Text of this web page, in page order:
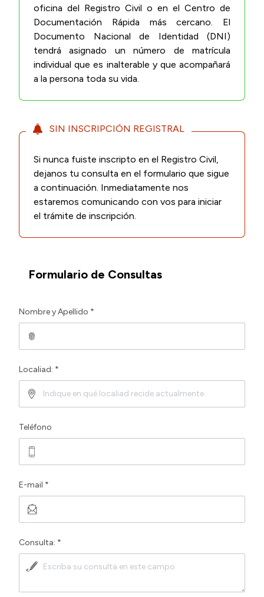
oficina del Registro Civil o en el Centro de
Documentación Rápida más cercano. El
Documento Nacional de Identidad (DNI)
tendrá asignado un número de matrícula
individual que es inalterable y que acompañará
a la persona toda su vida.
SIN INSCRIPCIÓN REGISTRAL
Si nunca fuiste inscripto en el Registro Civil,
dejanos tu consulta en el formulario que sigue
a continuación. Inmediatamente nos
estaremos comunicando con vos para iniciar
el trámite de inscripción.
Formulario de Consultas
Nombre y Apellido *
Localiad: *
Teléfono
E-mail *
Consulta: *